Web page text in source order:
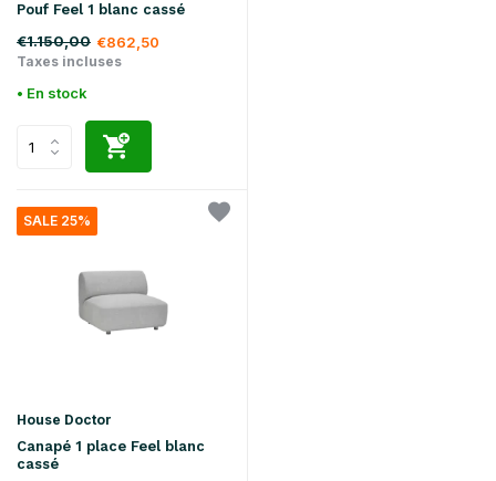
Pouf Feel 1 blanc cassé
€1.150,00 €862,50
Taxes incluses
• En stock
SALE 25%
House Doctor
Canapé 1 place Feel blanc
cassé